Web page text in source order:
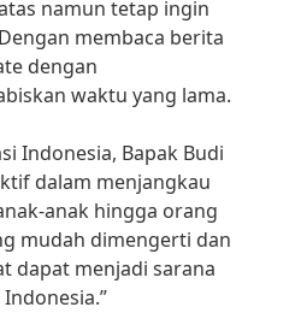
namun tetap ingin
membaca berita
dengan
waktu yang lama.
Indonesia, Bapak Budi
dalam menjangkau
anak hingga orang
mudah dimengerti dan
dapat menjadi sarana